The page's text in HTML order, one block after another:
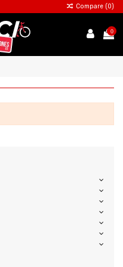
Compare (0)
0